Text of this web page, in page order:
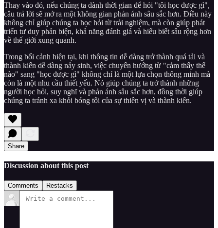
Thay vào đó, nếu chúng ta dành thời gian để hỏi "tôi học được gì",
câu trả lời sẽ mở ra một không gian phản ánh sâu sắc hơn. Điều này
không chỉ giúp chúng ta học hỏi từ trải nghiệm, mà còn giúp phát
triển tư duy phản biện, khả năng đánh giá và hiểu biết sâu rộng hơn
về thế giới xung quanh.
Trong bối cảnh hiện tại, khi thông tin dễ dàng trở thành quá tải và
thành kiến dễ dàng nảy sinh, việc chuyển hướng từ "cảm thấy thế
nào" sang "học được gì" không chỉ là một lựa chọn thông minh mà
còn là một nhu cầu thiết yếu. Nó giúp chúng ta trở thành những
người học hỏi, suy nghĩ và phản ánh sâu sắc hơn, đồng thời giúp
chúng ta tránh xa khỏi bóng tối của sự thiên vị và thành kiến.
Share
Discussion about this post
Comments Restacks